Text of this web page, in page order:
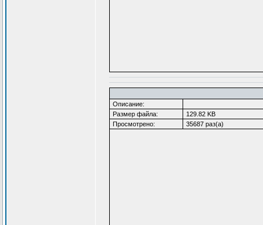
Описание:
Размер файла:
129.82 KB
Просмотрено:
35687 раз(а)